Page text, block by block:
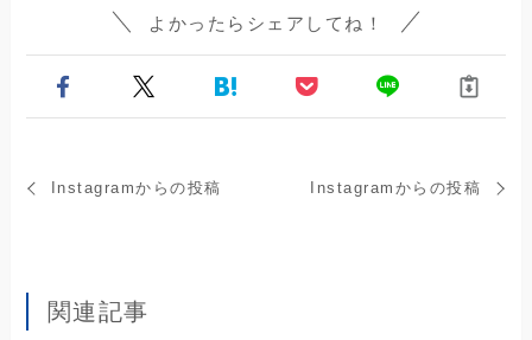
よかったらシェアしてね！
Instagramからの投稿 Instagramからの投稿
関連記事